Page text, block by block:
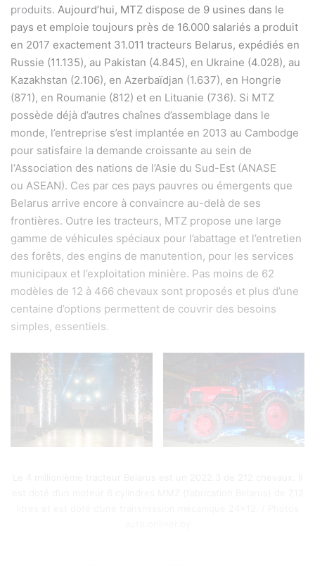
produits. Aujourd’hui, MTZ dispose de 9 usines dans le
pays et emploie toujours près de 16.000 salariés a produit
en 2017 exactement 31.011 tracteurs Belarus, expédiés en
Russie (11.135), au Pakistan (4.845), en Ukraine (4.028), au
Kazakhstan (2.106), en Azerbaïdjan (1.637), en Hongrie
(871), en Roumanie (812) et en Lituanie (736). Si MTZ
possède déjà d’autres chaînes d’assemblage dans le
monde, l’entreprise s’est implantée en 2013 au Cambodge
pour satisfaire la demande croissante au sein de
l‘Association des nations de l’Asie du Sud-Est (ANASE
ou ASEAN). Ces par ces pays pauvres ou émergents que
Belarus arrive encore à convaincre au-delà de ses
frontières. Outre les tracteurs, MTZ propose une large
gamme de véhicules spéciaux pour l’abattage et l’entretien
des forêts, des engins de manutention, pour les services
municipaux et l’exploitation minière. Pas moins de 62
modèles de 12 à 466 chevaux sont proposés et plus d’une
centaine d’options permettent de couvrir des besoins
simples, essentiels.